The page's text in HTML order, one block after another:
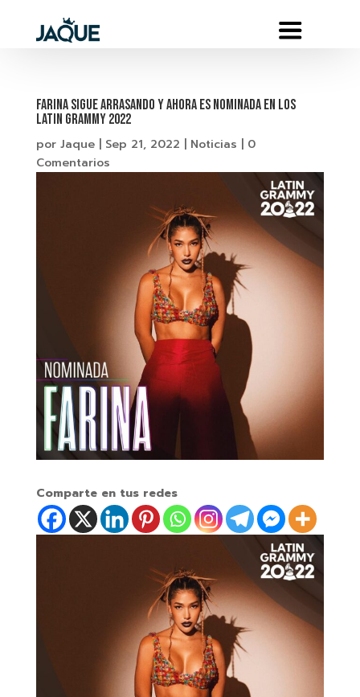
FARINA SIGUE ARRASANDO Y AHORA ES NOMINADA EN LOS
LATIN GRAMMY 2022
por Jaque| Sep 21, 2022 Noticias
0
Comentarios
Comparte en tus redes